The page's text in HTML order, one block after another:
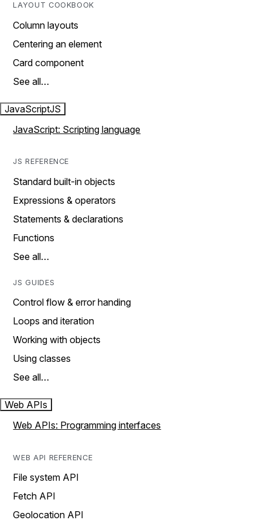
LAYOUT COOKBOOK
Column layouts
Centering an element
Card component
See all…
JavaScriptJS
JavaScript: Scripting language
JS REFERENCE
Standard built-in objects
Expressions & operators
Statements & declarations
Functions
See all…
JS GUIDES
Control flow & error handing
Loops and iteration
Working with objects
Using classes
See all…
Web APIs
Web APIs: Programming interfaces
WEB API REFERENCE
File system API
Fetch API
Geolocation API